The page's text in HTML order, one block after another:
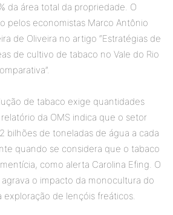
da área total da propriedade. O
pelos economistas Marco Antônio
de Oliveira no artigo “Estratégias de
de cultivo de tabaco no Vale do Rio
de tabaco exige quantidades
da OMS indica que o setor
bilhões de toneladas de água a cada
quando se considera que o tabaco
como alerta Carolina Efing. O
o impacto da monocultura do
de lençóis freáticos.